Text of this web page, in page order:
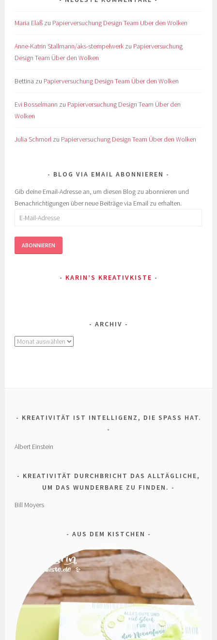
Maria Elaß zu Papierversuchung Design Team Uber den Wolken
Anne-Katrin Stallmann/aks-stempelwerk zu Papierversuchung
Design Team Über den Wolken
Bettina zu Papierversuchung Design Team Über den Wolken
Evi Bosselmann zu Papierversuchung Design Team Über den
Wolken
Julia Schmorl zu Papierversuchung Design Team Über den Wolken
BLOG VIA EMAIL ABONNIEREN
Gib deine Email-Adresse an, um diesen Blog zu abonnieren und
Benachrichtigungen über neue Beiträge via Email zu erhalten.
Adresse
ABONNIEREN
KARIN’S KREATIVKISTE
ARCHIV
Archiv
KREATIVITÄT IST INTELLIGENZ, DIE SPASS HAT.
Albert Einstein
KREATIVITÄT DURCHBRICHT DAS ALLTÄGLICHE,
UM DAS WUNDERBARE ZU FINDEN.
Bill Moyers
AUS DEM KISTCHEN